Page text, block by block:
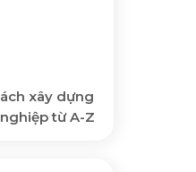
xây dựng
từ A-Z